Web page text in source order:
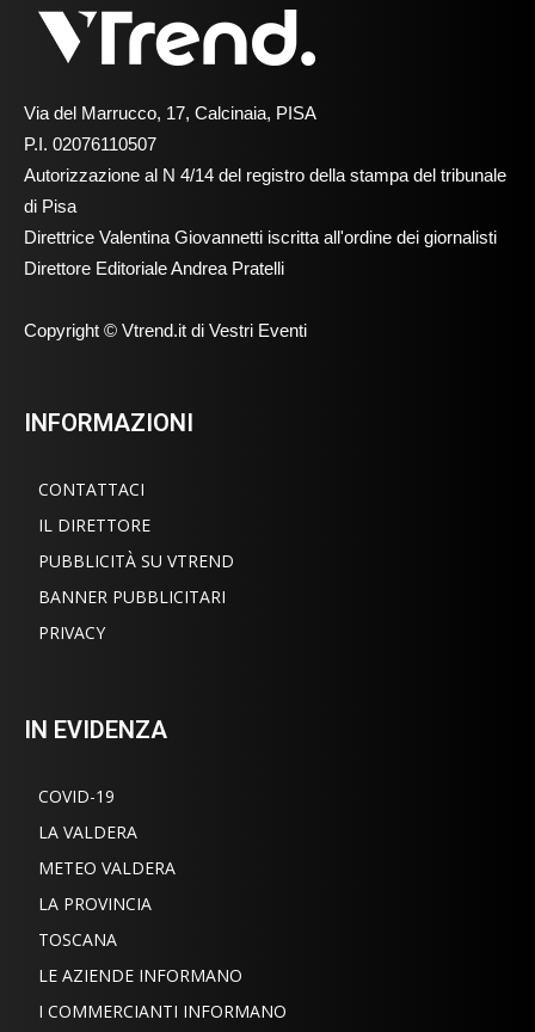
Via del Marrucco, 17, Calcinaia, PISA
P.I. 02076110507
Autorizzazione al N 4/14 del registro della stampa del tribunale
di Pisa
Direttrice Valentina Giovannetti iscritta all'ordine dei giornalisti
Direttore Editoriale Andrea Pratelli
Copyright © Vtrend.it di Vestri Eventi
INFORMAZIONI
CONTATTACI
IL DIRETTORE
PUBBLICITÀ SU VTREND
BANNER PUBBLICITARI
PRIVACY
IN EVIDENZA
COVID-19
LA VALDERA
METEO VALDERA
LA PROVINCIA
TOSCANA
LE AZIENDE INFORMANO
I COMMERCIANTI INFORMANO